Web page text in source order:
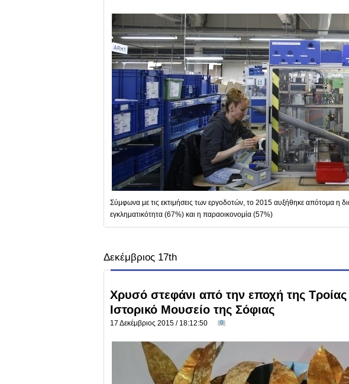
Σύμφωνα με τις εκτιμήσεις των εργοδοτών, το 2015 αυξήθηκε απότομα η
εγκληματικότητα (67%) και η παραοικονομία (57%)
Δεκέμβριος 17th
Χρυσό στεφάνι από την εποχή της
Ιστορικό Μουσείο της Σόφιας
17 Δεκέμβριος 2015 / 18:12:50 0